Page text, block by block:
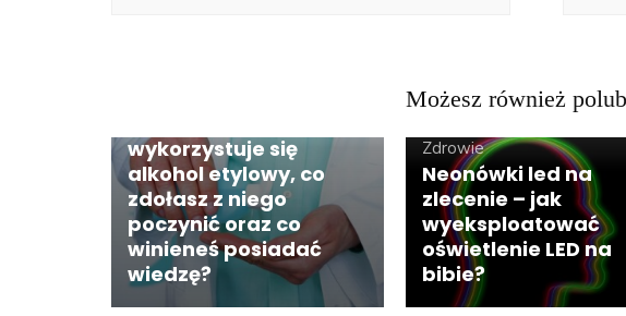
Możesz również
wykorzystuje się
alkohol etylowy, co
zdołasz z niego
poczynić oraz co
winieneś posiadać
wiedzę?
Zdrowie
Neonówki led na
zlecenie – jak
wyeksploatować
oświetlenie LED na
bibie?